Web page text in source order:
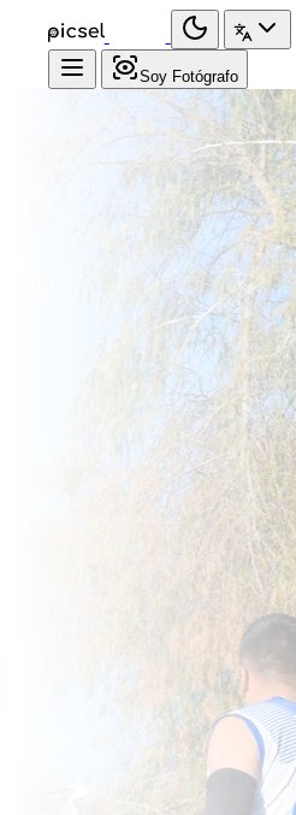
Soy Fotógrafo